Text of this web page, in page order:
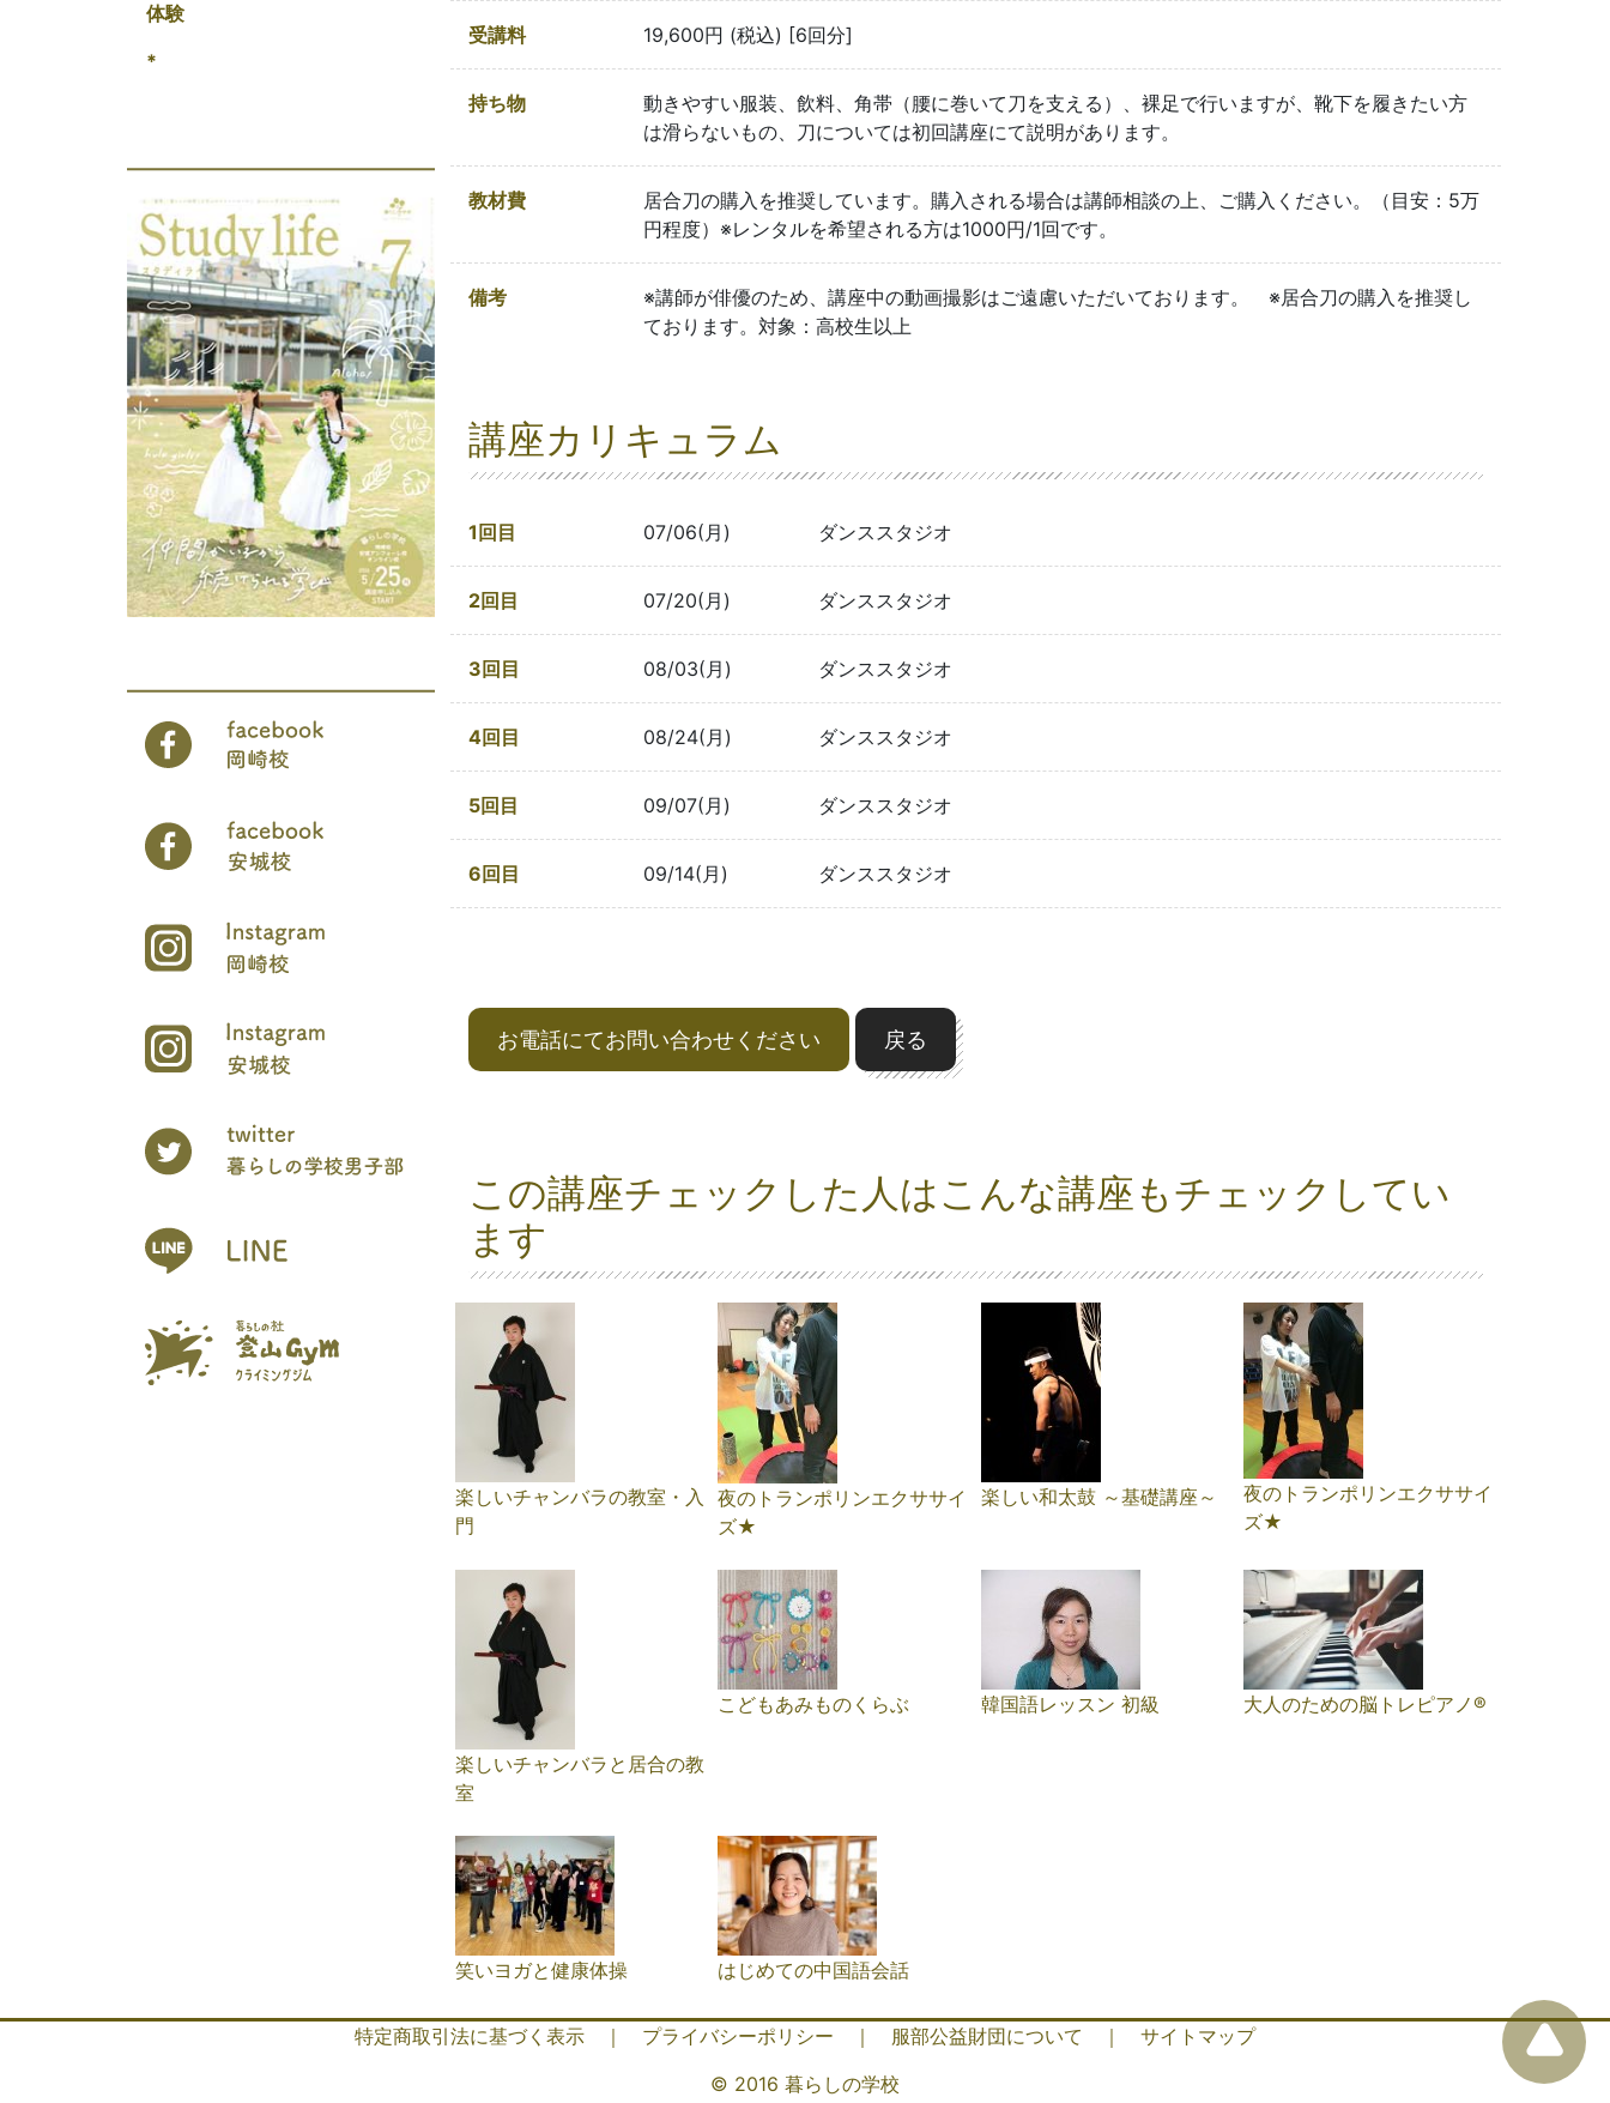
体験
*
受講料 19,600円 (税込) [6回分]
持ち物
動きやすい服装、飲料、角帯（腰に巻いて刀を支える）、裸足で行いますが、靴下を履きたい方
は滑らないもの、刀については初回講座にて説明があります。
教材費
居合刀の購入を推奨しています。購入される場合は講師相談の上、ご購入ください。（目安：5万
円程度）※レンタルを希望される方は1000円/1回です。
備考
※講師が俳優のため、講座中の動画撮影はご遠慮いただいております。 ※居合刀の購入を推奨し
ております。対象：高校生以上
講座カリキュラム
1回目 07/06(月) ダンススタジオ
2回目 07/20(月) ダンススタジオ
3回目 08/03(月) ダンススタジオ
4回目 08/24(月) ダンススタジオ
5回目 09/07(月) ダンススタジオ
6回目 09/14(月) ダンススタジオ
お電話にてお問い合わせください 戻る
この講座チェックした人はこんな講座もチェックしてい
ます
楽しいチャンバラの教室・入
門
夜のトランポリンエクササイ
ズ★
楽しい和太鼓 ～基礎講座～
夜のトランポリンエクササイ
ズ★
楽しいチャンバラと居合の教
室
こどもあみものくらぶ 韓国語レッスン 初級 大人のための脳トレピアノ®️
笑いヨガと健康体操 はじめての中国語会話
特定商取引法に基づく表示 ｜ プライバシーポリシー ｜ 服部公益財団について ｜
サイトマップ
© 2016 暮らしの学校